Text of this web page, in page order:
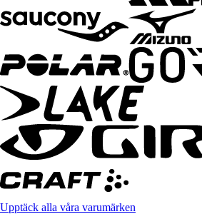
Upptäck alla våra varumärken